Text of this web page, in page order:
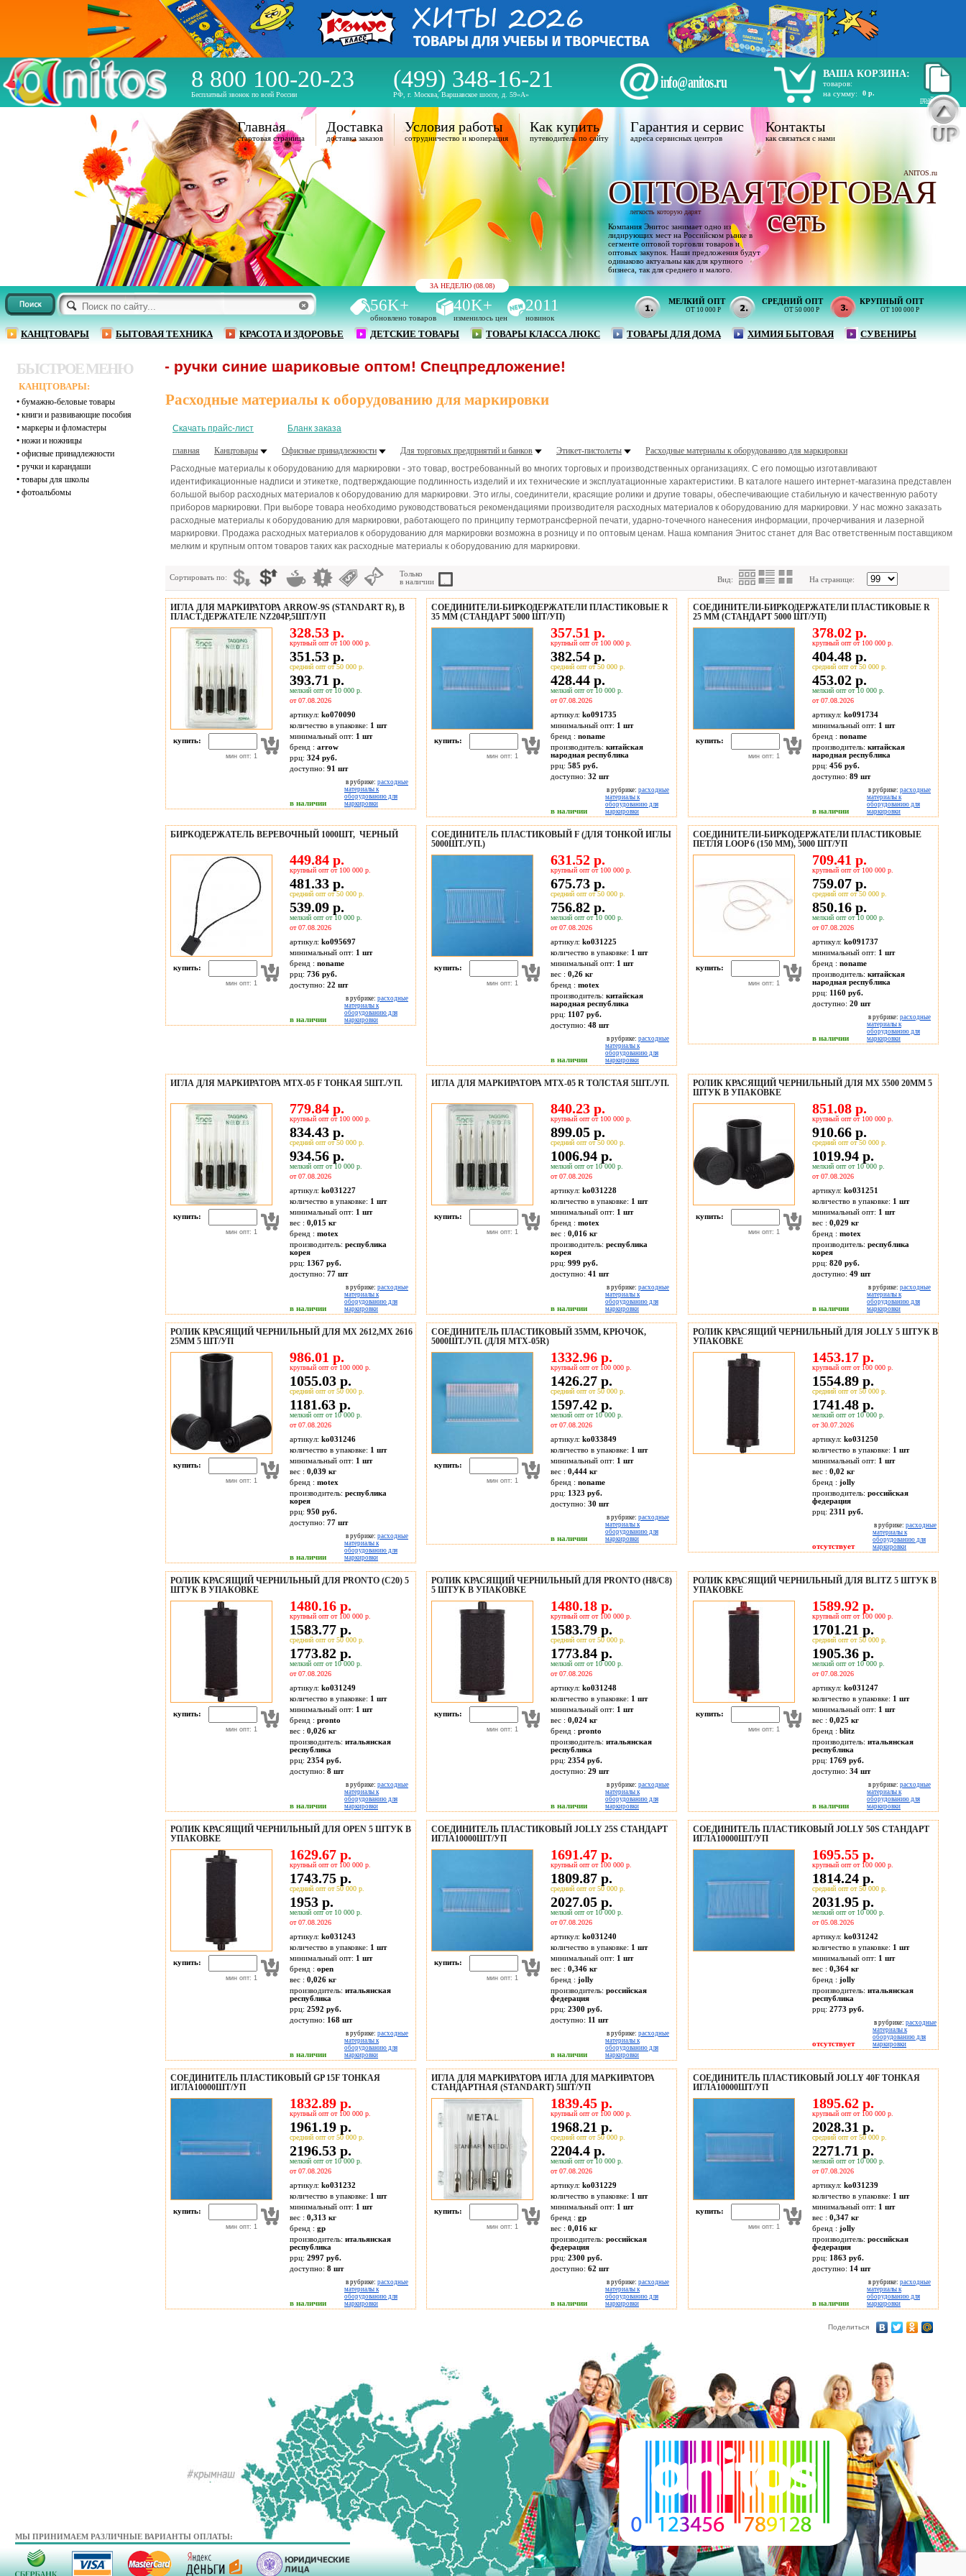
8 800 100-20-23
Бесплатный звонок по всей России
(499) 348-16-21
РФ, г. Москва, Варшавское шоссе, д. 59«А»
info@anitos.ru
ВАША КОРЗИНА:
товаров:
на сумму:
0 р.
прайс лист
ЗА НЕДЕЛЮ (08.08)
56K+
обновлено товаров
40K+
изменилось цен
2011
новинок
МЕЛКИЙ ОПТ
ОТ 10 000 Р
СРЕДНИЙ ОПТ
ОТ 50 000 Р
КРУПНЫЙ ОПТ
ОТ 100 000 Р
КАНЦТОВАРЫ БЫТОВАЯ ТЕХНИКА КРАСОТА И ЗДОРОВЬЕ ДЕТСКИЕ ТОВАРЫ ТОВАРЫ КЛАССА ЛЮКС ТОВАРЫ ДЛЯ ДОМА ХИМИЯ БЫТОВАЯ СУВЕНИРЫ
Главная
стартовая страница
Доставка
доставка заказов
Условия работы
сотрудничество и кооперация
Как купить
путеводитель по сайту
Гарантия и сервис
адреса сервисных центров
Контакты
как связаться с нами
ANITOS.ru
ОПТОВАЯТОРГОВАЯ
легкость которую дарят
Компания Энитос занимает одно из
лидирующих мест на Российском рынке в
сегменте оптовой торговли товаров и
оптовых закупок. Наши предложения будут
одинаково актуальны как для крупного
бизнеса, так для среднего и малого.
сеть
БЫСТРОЕ МЕНЮ
КАНЦТОВАРЫ:
• бумажно-беловые товары
• книги и развивающие пособия
• маркеры и фломастеры
• ножи и ножницы
• офисные принадлежности
• ручки и карандаши
• товары для школы
• фотоальбомы
От 1,62 р. - ручки синие шариковые оптом! Спецпредложение!
Расходные материалы к оборудованию для маркировки
Скачать прайс-лист Бланк заказа
главная Канцтовары Офисные принадлежности Для торговых предприятий и банков Этикет-пистолеты
Расходные материалы к оборудованию для маркировки
Расходные материалы к оборудованию для маркировки - это товар, востребованный во многих торговых и производственных организациях. С его помощью изготавливают
идентификационные надписи и этикетке, подтверждающие подлинность изделий и их технические и эксплуатационные характеристики. В каталоге нашего интернет-магазина представлен
большой выбор расходных материалов к оборудованию для маркировки. Это иглы, соединители, красящие ролики и другие товары, обеспечивающие стабильную и качественную работу
приборов маркировки. При выборе товара необходимо руководствоваться рекомендациями производителя расходных материалов к оборудованию для маркировки. У нас можно заказать
расходные материалы к оборудованию для маркировки, работающего по принципу термотрансферной печати, ударно-точечного нанесения информации, прочерчивания и лазерной
маркировки. Продажа расходных материалов к оборудованию для маркировки возможна в розницу и по оптовым ценам. Наша компания Энитос станет для Вас ответственным поставщиком
мелким и крупным оптом товаров таких как расходные материалы к оборудованию для маркировки.
Сортировать по:
Только
в наличии
Вид: На странице:
ИГЛА ДЛЯ МАРКИРАТОРА ARROW-9S (STANDART R), В
ПЛАСТ.ДЕРЖАТЕЛЕ NZ204P,5ШТ/УП
купить:
мин опт: 1
328.53 р.
крупный опт от 100 000 р.
351.53 р.
средний опт от 50 000 р.
393.71 р.
мелкий опт от 10 000 р.
от 07.08.2026
артикул: ko070090
количество в упаковке: 1 шт
минимальный опт: 1 шт
бренд : arrow
ррц: 324 руб.
доступно: 91 шт
в наличии
в рубрике: расходные
материалы к
оборудованию для
маркировки
СОЕДИНИТЕЛИ-БИРКОДЕРЖАТЕЛИ ПЛАСТИКОВЫЕ R
35 ММ (СТАНДАРТ 5000 ШТ/УП)
купить:
мин опт: 1
357.51 р.
крупный опт от 100 000 р.
382.54 р.
средний опт от 50 000 р.
428.44 р.
мелкий опт от 10 000 р.
от 07.08.2026
артикул: ko091735
минимальный опт: 1 шт
бренд : noname
производитель: китайская
народная республика
ррц: 585 руб.
доступно: 32 шт
в наличии
в рубрике: расходные
материалы к
оборудованию для
маркировки
СОЕДИНИТЕЛИ-БИРКОДЕРЖАТЕЛИ ПЛАСТИКОВЫЕ R
25 ММ (СТАНДАРТ 5000 ШТ/УП)
купить:
мин опт: 1
378.02 р.
крупный опт от 100 000 р.
404.48 р.
средний опт от 50 000 р.
453.02 р.
мелкий опт от 10 000 р.
от 07.08.2026
артикул: ko091734
минимальный опт: 1 шт
бренд : noname
производитель: китайская
народная республика
ррц: 456 руб.
доступно: 89 шт
в наличии
в рубрике: расходные
материалы к
оборудованию для
маркировки
БИРКОДЕРЖАТЕЛЬ ВЕРЕВОЧНЫЙ 1000ШТ, ЧЕРНЫЙ
купить:
мин опт: 1
449.84 р.
крупный опт от 100 000 р.
481.33 р.
средний опт от 50 000 р.
539.09 р.
мелкий опт от 10 000 р.
от 07.08.2026
артикул: ko095697
минимальный опт: 1 шт
бренд : noname
ррц: 736 руб.
доступно: 22 шт
в наличии
в рубрике: расходные
материалы к
оборудованию для
маркировки
СОЕДИНИТЕЛЬ ПЛАСТИКОВЫЙ F (ДЛЯ ТОНКОЙ ИГЛЫ
5000ШТ./УП.)
купить:
мин опт: 1
631.52 р.
крупный опт от 100 000 р.
675.73 р.
средний опт от 50 000 р.
756.82 р.
мелкий опт от 10 000 р.
от 07.08.2026
артикул: ko031225
количество в упаковке: 1 шт
минимальный опт: 1 шт
вес : 0,26 кг
бренд : motex
производитель: китайская
народная республика
ррц: 1107 руб.
доступно: 48 шт
в наличии
в рубрике: расходные
материалы к
оборудованию для
маркировки
СОЕДИНИТЕЛИ-БИРКОДЕРЖАТЕЛИ ПЛАСТИКОВЫЕ
ПЕТЛЯ LOOP 6 (150 ММ), 5000 ШТ/УП
купить:
мин опт: 1
709.41 р.
крупный опт от 100 000 р.
759.07 р.
средний опт от 50 000 р.
850.16 р.
мелкий опт от 10 000 р.
от 07.08.2026
артикул: ko091737
минимальный опт: 1 шт
бренд : noname
производитель: китайская
народная республика
ррц: 1160 руб.
доступно: 20 шт
в наличии
в рубрике: расходные
материалы к
оборудованию для
маркировки
ИГЛА ДЛЯ МАРКИРАТОРА MTX-05 F ТОНКАЯ 5ШТ./УП.
купить:
мин опт: 1
779.84 р.
крупный опт от 100 000 р.
834.43 р.
средний опт от 50 000 р.
934.56 р.
мелкий опт от 10 000 р.
от 07.08.2026
артикул: ko031227
количество в упаковке: 1 шт
минимальный опт: 1 шт
вес : 0,015 кг
бренд : motex
производитель: республика
корея
ррц: 1367 руб.
доступно: 77 шт
в наличии
в рубрике: расходные
материалы к
оборудованию для
маркировки
ИГЛА ДЛЯ МАРКИРАТОРА MTX-05 R ТОЛСТАЯ 5ШТ./УП.
купить:
мин опт: 1
840.23 р.
крупный опт от 100 000 р.
899.05 р.
средний опт от 50 000 р.
1006.94 р.
мелкий опт от 10 000 р.
от 07.08.2026
артикул: ko031228
количество в упаковке: 1 шт
минимальный опт: 1 шт
бренд : motex
вес : 0,016 кг
производитель: республика
корея
ррц: 999 руб.
доступно: 41 шт
в наличии
в рубрике: расходные
материалы к
оборудованию для
маркировки
РОЛИК КРАСЯЩИЙ ЧЕРНИЛЬНЫЙ ДЛЯ MX 5500 20ММ 5
ШТУК В УПАКОВКЕ
купить:
мин опт: 1
851.08 р.
крупный опт от 100 000 р.
910.66 р.
средний опт от 50 000 р.
1019.94 р.
мелкий опт от 10 000 р.
от 07.08.2026
артикул: ko031251
количество в упаковке: 1 шт
минимальный опт: 1 шт
вес : 0,029 кг
бренд : motex
производитель: республика
корея
ррц: 820 руб.
доступно: 49 шт
в наличии
в рубрике: расходные
материалы к
оборудованию для
маркировки
РОЛИК КРАСЯЩИЙ ЧЕРНИЛЬНЫЙ ДЛЯ MX 2612,MX 2616
25ММ 5 ШТ/УП
купить:
мин опт: 1
986.01 р.
крупный опт от 100 000 р.
1055.03 р.
средний опт от 50 000 р.
1181.63 р.
мелкий опт от 10 000 р.
от 07.08.2026
артикул: ko031246
количество в упаковке: 1 шт
минимальный опт: 1 шт
вес : 0,039 кг
бренд : motex
производитель: республика
корея
ррц: 950 руб.
доступно: 77 шт
в наличии
в рубрике: расходные
материалы к
оборудованию для
маркировки
СОЕДИНИТЕЛЬ ПЛАСТИКОВЫЙ 35ММ, КРЮЧОК,
5000ШТ./УП. (ДЛЯ МТХ-05R)
купить:
мин опт: 1
1332.96 р.
крупный опт от 100 000 р.
1426.27 р.
средний опт от 50 000 р.
1597.42 р.
мелкий опт от 10 000 р.
от 07.08.2026
артикул: ko033849
количество в упаковке: 1 шт
минимальный опт: 1 шт
вес : 0,444 кг
бренд : noname
ррц: 1323 руб.
доступно: 30 шт
в наличии
в рубрике: расходные
материалы к
оборудованию для
маркировки
РОЛИК КРАСЯЩИЙ ЧЕРНИЛЬНЫЙ ДЛЯ JOLLY 5 ШТУК В
УПАКОВКЕ
1453.17 р.
крупный опт от 100 000 р.
1554.89 р.
средний опт от 50 000 р.
1741.48 р.
мелкий опт от 10 000 р.
от 30.07.2026
артикул: ko031250
количество в упаковке: 1 шт
минимальный опт: 1 шт
вес : 0,02 кг
бренд : jolly
производитель: российская
федерация
ррц: 2311 руб.
отсутствует
в рубрике: расходные
материалы к
оборудованию для
маркировки
РОЛИК КРАСЯЩИЙ ЧЕРНИЛЬНЫЙ ДЛЯ PRONTO (C20) 5
ШТУК В УПАКОВКЕ
купить:
мин опт: 1
1480.16 р.
крупный опт от 100 000 р.
1583.77 р.
средний опт от 50 000 р.
1773.82 р.
мелкий опт от 10 000 р.
от 07.08.2026
артикул: ko031249
количество в упаковке: 1 шт
минимальный опт: 1 шт
бренд : pronto
вес : 0,026 кг
производитель: итальянская
республика
ррц: 2354 руб.
доступно: 8 шт
в наличии
в рубрике: расходные
материалы к
оборудованию для
маркировки
РОЛИК КРАСЯЩИЙ ЧЕРНИЛЬНЫЙ ДЛЯ PRONTO (H8/C8)
5 ШТУК В УПАКОВКЕ
купить:
мин опт: 1
1480.18 р.
крупный опт от 100 000 р.
1583.79 р.
средний опт от 50 000 р.
1773.84 р.
мелкий опт от 10 000 р.
от 07.08.2026
артикул: ko031248
количество в упаковке: 1 шт
минимальный опт: 1 шт
вес : 0,024 кг
бренд : pronto
производитель: итальянская
республика
ррц: 2354 руб.
доступно: 29 шт
в наличии
в рубрике: расходные
материалы к
оборудованию для
маркировки
РОЛИК КРАСЯЩИЙ ЧЕРНИЛЬНЫЙ ДЛЯ BLITZ 5 ШТУК В
УПАКОВКЕ
купить:
мин опт: 1
1589.92 р.
крупный опт от 100 000 р.
1701.21 р.
средний опт от 50 000 р.
1905.36 р.
мелкий опт от 10 000 р.
от 07.08.2026
артикул: ko031247
количество в упаковке: 1 шт
минимальный опт: 1 шт
вес : 0,025 кг
бренд : blitz
производитель: итальянская
республика
ррц: 1769 руб.
доступно: 34 шт
в наличии
в рубрике: расходные
материалы к
оборудованию для
маркировки
РОЛИК КРАСЯЩИЙ ЧЕРНИЛЬНЫЙ ДЛЯ OPEN 5 ШТУК В
УПАКОВКЕ
купить:
мин опт: 1
1629.67 р.
крупный опт от 100 000 р.
1743.75 р.
средний опт от 50 000 р.
1953 р.
мелкий опт от 10 000 р.
от 07.08.2026
артикул: ko031243
количество в упаковке: 1 шт
минимальный опт: 1 шт
бренд : open
вес : 0,026 кг
производитель: итальянская
республика
ррц: 2592 руб.
доступно: 168 шт
в наличии
в рубрике: расходные
материалы к
оборудованию для
маркировки
СОЕДИНИТЕЛЬ ПЛАСТИКОВЫЙ JOLLY 25S СТАНДАРТ
ИГЛА10000ШТ/УП
купить:
мин опт: 1
1691.47 р.
крупный опт от 100 000 р.
1809.87 р.
средний опт от 50 000 р.
2027.05 р.
мелкий опт от 10 000 р.
от 07.08.2026
артикул: ko031240
количество в упаковке: 1 шт
минимальный опт: 1 шт
вес : 0,346 кг
бренд : jolly
производитель: российская
федерация
ррц: 2300 руб.
доступно: 11 шт
в наличии
в рубрике: расходные
материалы к
оборудованию для
маркировки
СОЕДИНИТЕЛЬ ПЛАСТИКОВЫЙ JOLLY 50S СТАНДАРТ
ИГЛА10000ШТ/УП
1695.55 р.
крупный опт от 100 000 р.
1814.24 р.
средний опт от 50 000 р.
2031.95 р.
мелкий опт от 10 000 р.
от 05.08.2026
артикул: ko031242
количество в упаковке: 1 шт
минимальный опт: 1 шт
вес : 0,364 кг
бренд : jolly
производитель: итальянская
республика
ррц: 2773 руб.
отсутствует
в рубрике: расходные
материалы к
оборудованию для
маркировки
СОЕДИНИТЕЛЬ ПЛАСТИКОВЫЙ GP 15F ТОНКАЯ
ИГЛА10000ШТ/УП
купить:
мин опт: 1
1832.89 р.
крупный опт от 100 000 р.
1961.19 р.
средний опт от 50 000 р.
2196.53 р.
мелкий опт от 10 000 р.
от 07.08.2026
артикул: ko031232
количество в упаковке: 1 шт
минимальный опт: 1 шт
вес : 0,313 кг
бренд : gp
производитель: итальянская
республика
ррц: 2997 руб.
доступно: 8 шт
в наличии
в рубрике: расходные
материалы к
оборудованию для
маркировки
ИГЛА ДЛЯ МАРКИРАТОРА ИГЛА ДЛЯ МАРКИРАТОРА
СТАНДАРТНАЯ (STANDART) 5ШТ/УП
купить:
мин опт: 1
1839.45 р.
крупный опт от 100 000 р.
1968.21 р.
средний опт от 50 000 р.
2204.4 р.
мелкий опт от 10 000 р.
от 07.08.2026
артикул: ko031229
количество в упаковке: 1 шт
минимальный опт: 1 шт
бренд : gp
вес : 0,016 кг
производитель: российская
федерация
ррц: 2300 руб.
доступно: 62 шт
в наличии
в рубрике: расходные
материалы к
оборудованию для
маркировки
СОЕДИНИТЕЛЬ ПЛАСТИКОВЫЙ JOLLY 40F ТОНКАЯ
ИГЛА10000ШТ/УП
купить:
мин опт: 1
1895.62 р.
крупный опт от 100 000 р.
2028.31 р.
средний опт от 50 000 р.
2271.71 р.
мелкий опт от 10 000 р.
от 07.08.2026
артикул: ko031239
количество в упаковке: 1 шт
минимальный опт: 1 шт
вес : 0,347 кг
бренд : jolly
производитель: российская
федерация
ррц: 1863 руб.
доступно: 14 шт
в наличии
в рубрике: расходные
материалы к
оборудованию для
маркировки
Поделиться
МЫ ПРИНИМАЕМ РАЗЛИЧНЫЕ ВАРИАНТЫ ОПЛАТЫ: